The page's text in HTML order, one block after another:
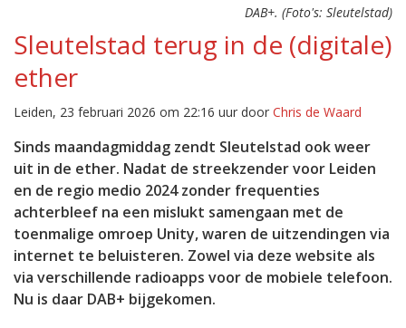
DAB+. (Foto's: Sleutelstad)
Sleutelstad terug in de (digitale)
ether
Leiden, 23 februari 2026 om 22:16 uur door Chris de Waard
Sinds maandagmiddag zendt Sleutelstad ook weer
uit in de ether. Nadat de streekzender voor Leiden
en de regio medio 2024 zonder frequenties
achterbleef na een mislukt samengaan met de
toenmalige omroep Unity, waren de uitzendingen via
internet te beluisteren. Zowel via deze website als
via verschillende radioapps voor de mobiele telefoon.
Nu is daar DAB+ bijgekomen.